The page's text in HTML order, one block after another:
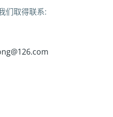
们取得联系: